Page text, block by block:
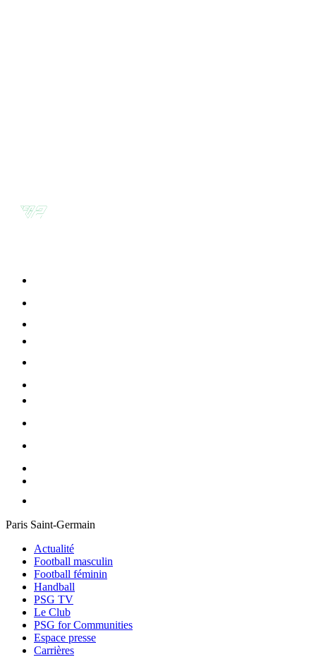
Paris Saint-Germain
Actualité
Football masculin
Football féminin
Handball
PSG TV
Le Club
PSG for Communities
Espace presse
Carrières